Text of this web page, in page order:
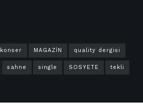
konser MAGAZİN quality dergisi
sahne single SOSYETE tekli